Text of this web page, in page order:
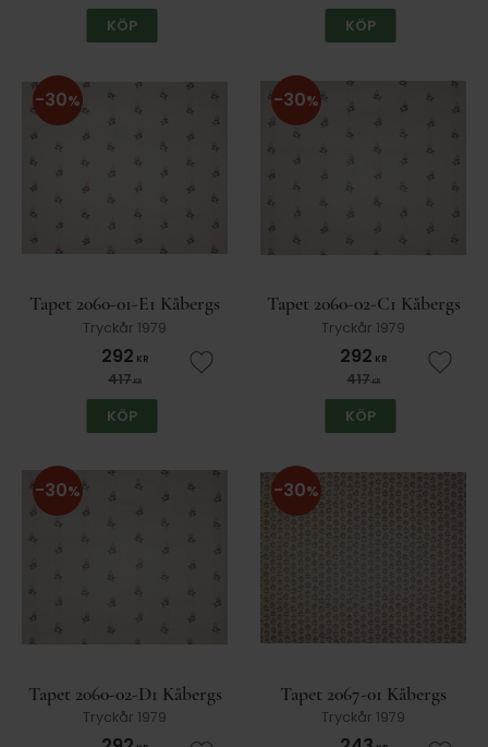
KÖP KÖP
Tapet 2060-01-E1 Kåbergs
Tryckår 1979
292 KR
417KR
30%
Lägg till i favoriter
KÖP
Tapet 2060-02-C1 Kåbergs
Tryckår 1979
292 KR
417KR
30%
Lägg
KÖP
Tapet 2060-02-D1 Kåbergs
Tryckår 1979
30%
Tapet 2067-01 Kåbergs
Tryckår 1979
30%